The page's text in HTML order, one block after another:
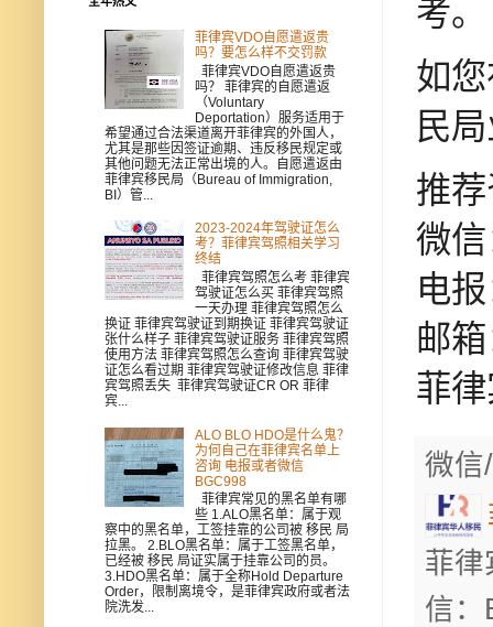
考。
如
民
推
微
电
邮
菲
微
菲律
信：
菲律宾VDO自愿遣返贵
吗？要怎么样不交罚款
菲律宾VDO自愿遣返贵
吗？ 菲律宾的自愿遣返
（Voluntary
Deportation）服务适用于
希望通过合法渠道离开菲律宾的外国人，
尤其是那些因签证逾期、违反移民规定或
其他问题无法正常出境的人。自愿遣返由
菲律宾移民局（Bureau of Immigration,
BI）管...
2023-2024年驾驶证怎么
考？菲律宾驾照相关学习
终结
菲律宾驾照怎么考 菲律宾
驾驶证怎么买 菲律宾驾照
一天办理 菲律宾驾照怎么
换证 菲律宾驾驶证到期换证 菲律宾驾驶证
张什么样子 菲律宾驾驶证服务 菲律宾驾照
使用方法 菲律宾驾照怎么查询 菲律宾驾驶
证怎么看过期 菲律宾驾驶证修改信息 菲律
宾驾照丢失 菲律宾驾驶证CR OR 菲律
宾...
ALO BLO HDO是什么鬼？
为何自己在菲律宾名单上
咨询 电报或者微信
BGC998
菲律宾常见的黑名单有哪
些 1.ALO黑名单：属于观
察中的黑名单，工签挂靠的公司被 移民 局
拉黑。 2.BLO黑名单：属于工签黑名单，
已经被 移民 局证实属于挂靠公司的员。
3.HDO黑名单：属于全称Hold Departure
Order，限制离境令，是菲律宾政府或者法
院洗发...